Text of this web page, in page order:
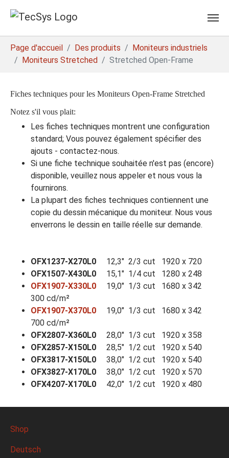
Page d'accueil Des produits
Moniteurs industriels
Moniteurs Stretched
Stretched Open-Frame
Fiches techniques pour les Moniteurs Open-Frame Stretched
Notez s'il vous plait:
Les fiches techniques montrent une configuration
standard; Vous pouvez également spécifier des
ajouts - contactez-nous.
Si une fiche technique souhaitée n'est pas (encore)
disponible, veuillez nous appeler et nous vous la
fournirons.
La plupart des fiches techniques contiennent une
copie du dessin mécanique du moniteur. Nous vous
enverrons le dessin en taille réelle sur demande.
OFX1237-X270L0 12,3" 2/3 cut 1920 x 720
OFX1507-X430L0
15,1" 1/4 cut 1280 x 248
OFX1907-X330L0
19,0" 1/3 cut 1680 x 342
300 cd/m²
OFX1907-X370L0
19,0" 1/3 cut 1680 x 342
700 cd/m²
OFX2807-X360L0
28,0" 1/3 cut 1920 x 358
OFX2857-X150L0 28,5" 1/2 cut 1920 x 540
OFX3817-X150L0 38,0" 1/2 cut 1920 x 540
OFX3827-X170L0
38,0" 1/2 cut 1920 x 570
OFX4207-X170L0 42,0" 1/2 cut 1920 x 480
Shop
Deutsch